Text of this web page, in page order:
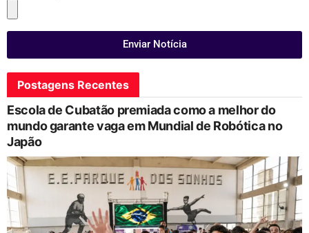
Enviar Notícia
Postagens Recentes
Escola de Cubatão premiada como a melhor do
mundo garante vaga em Mundial de Robótica no
Japão